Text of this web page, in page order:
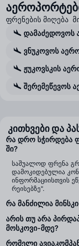
ფრენების მიღება
დამაძედოვოს
ვნუკოვოს
ჟუკოვსკის
შერემეწევოს
კითხვები და
რა დრო სჭირდება
ში?
საშუალოდ ფრენა
დამოკიდებულია
ინფორმაციისთვის
რეისებზე".
რა მანძილია
არის თუ არა
მოსკოვი-მდე?
რომელი